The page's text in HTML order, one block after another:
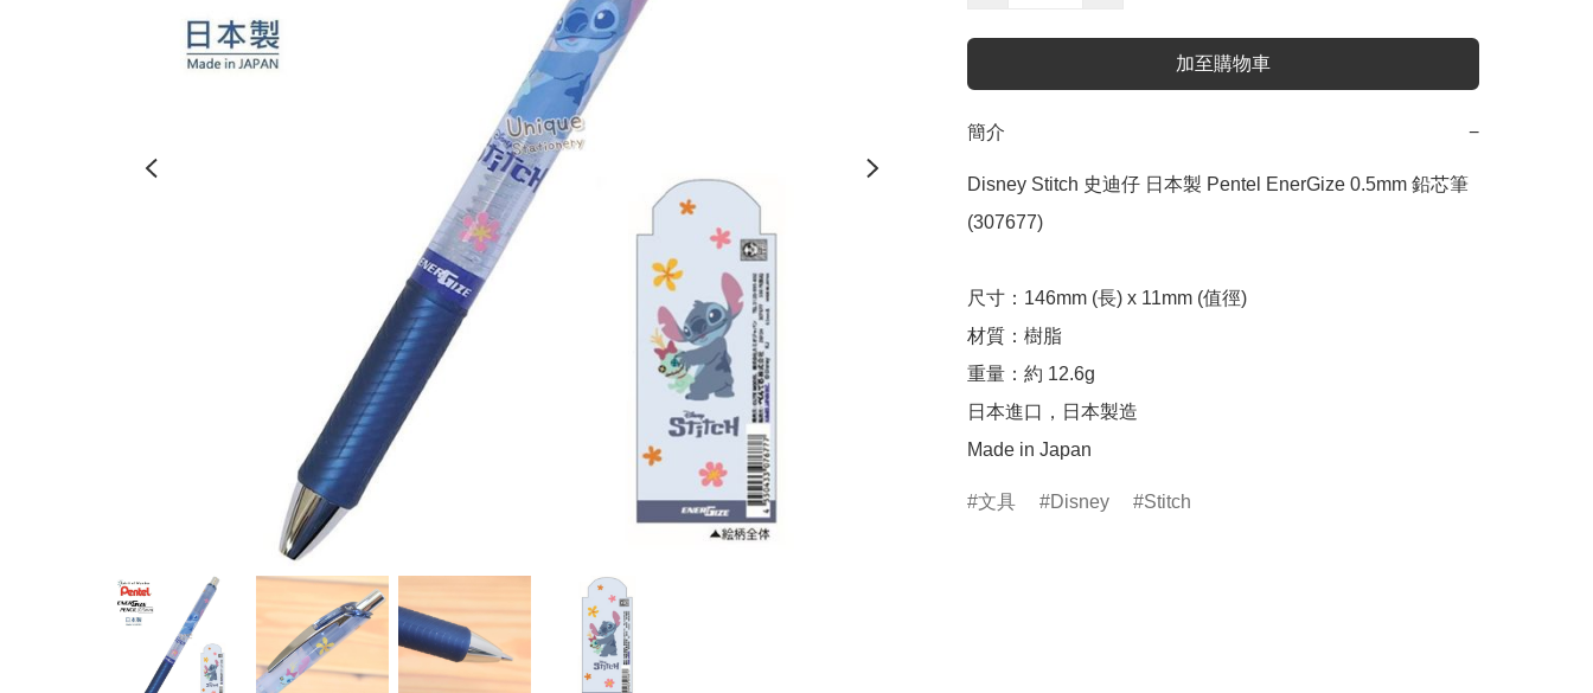
加至購物車
簡介 −
Disney Stitch 史迪仔 日本製 Pentel EnerGize 0.5mm 鉛芯筆
(307677)
尺寸：146mm (長) x 11mm (值徑)
材質：樹脂
重量：約 12.6g
日本進口，日本製造
Made in Japan
文具 Disney Stitch